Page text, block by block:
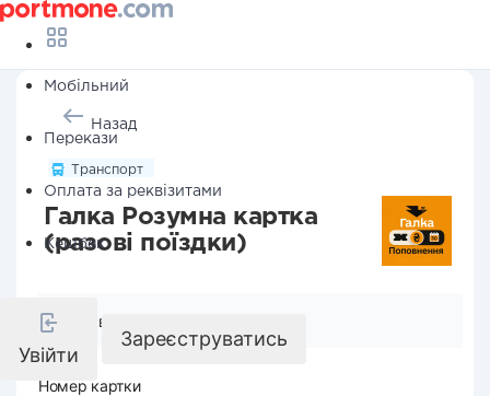
Мобільний
Перекази
Оплата за реквізитами
Кешбек
Увійти
Зареєструватись
Назад
Транспорт
Галка Розумна картка
(разові поїздки)
Реквізити компанії
Номер картки